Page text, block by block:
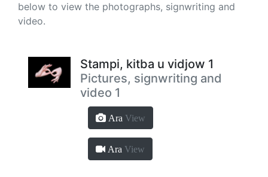
below to view the photographs, signwriting and
video.
Stampi, kitba u vidjow 1
Pictures, signwriting and
video 1
Ara View
Ara View